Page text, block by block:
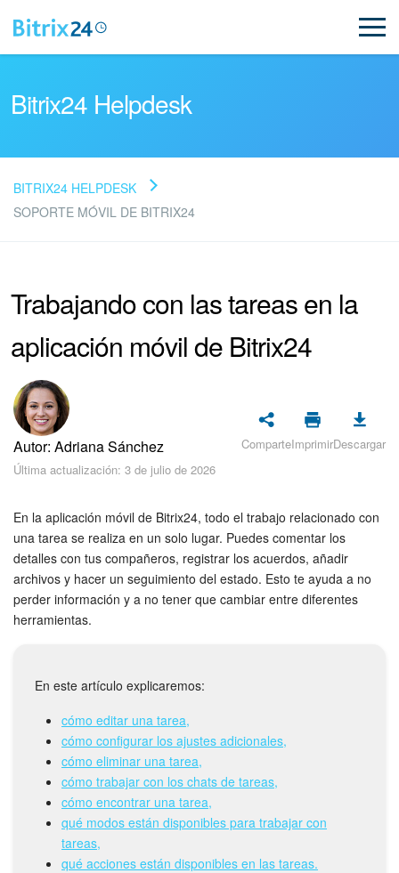
Preguntas Frecuentes
Soporte de Bitrix24
Registro e inicio de sesión en Bitrix24
Seguridad
Planes y pagos
Feed
Messenger
Collabs
Bitrix24 Drive
Webmail
Grupos de trabajo
Tareas
Bitrix24 Helpdesk
BITRIX24 HELPDESK
SOPORTE MÓVIL DE BITRIX24
Trabajando con las tareas en la
aplicación móvil de Bitrix24
Autor: Adriana Sánchez
Última actualización: 3 de julio de 2026
ComparteImprimirDescargar
En la aplicación móvil de Bitrix24, todo el trabajo relacionado con
una tarea se realiza en un solo lugar. Puedes comentar los
detalles con tus compañeros, registrar los acuerdos, añadir
archivos y hacer un seguimiento del estado. Esto te ayuda a no
perder información y a no tener que cambiar entre diferentes
herramientas.
En este artículo explicaremos:
cómo editar una tarea,
cómo configurar los ajustes adicionales,
cómo eliminar una tarea,
cómo trabajar con los chats de tareas,
cómo encontrar una tarea,
qué modos están disponibles para trabajar con
tareas,
qué acciones están disponibles en las tareas.